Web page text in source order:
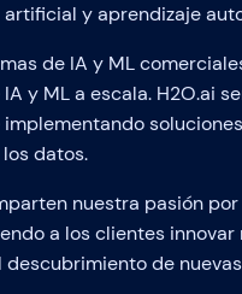
y aprendizaje
de IA y ML
y ML a escala. H2O.ai
datos.
nuestra pasión
a los clientes
de